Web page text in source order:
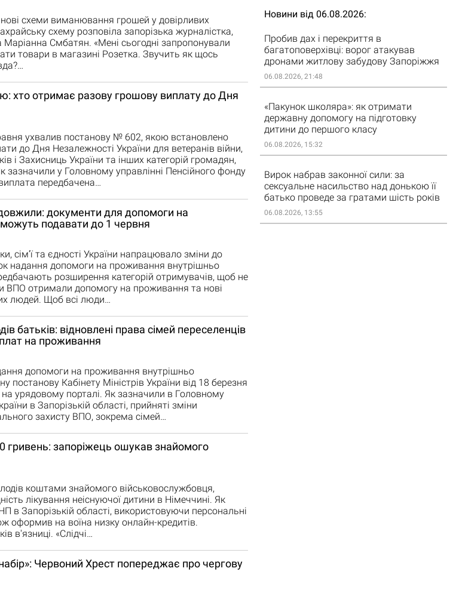
схеми виманювання грошей у довірливих
схему розповіла запорізька журналістка,
Маріанна Смбатян. «Мені сьогодні запропонували
товари в магазині Розетка. Звучить як щось
хто отримає разову грошову виплату до Дня
ухвалив постанову № 602, якою встановлено
до Дня Незалежності України для ветеранів війни,
і Захисниць України та інших категорій громадян,
зазначили у Головному управлінні Пенсійного фонду
передбачена…
документи для допомоги на
подавати до 1 червня
сім’ї та єдності України напрацювало зміни до
надання допомоги на проживання внутрішньо
розширення категорій отримувачів, щоб не
ВПО отримали допомогу на проживання та нові
людей. Щоб всі люди…
батьків: відновлені права сімей переселенців
на проживання
допомоги на проживання внутрішньо
постанову Кабінету Міністрів України від 18 березня
урядовому порталі. Як зазначили в Головному
в Запорізькій області, прийняті зміни
захисту ВПО, зокрема сімей…
гривень: запоріжець ошукав знайомого
коштами знайомого військовослужбовця,
лікування неіснуючої дитини в Німеччині. Як
в Запорізькій області, використовуючи персональні
оформив на воїна низку онлайн-кредитів.
в'язниці. «Слідчі…
Червоний Хрест попереджає про чергову
Новини від 06.08.2026
Пробив дах і перекриття в
багатоповерхівці: ворог атакував
дронами житлову забудову Запоріжжя
06.08.2026, 21:48
«Пакунок школяра»: як отримати
державну допомогу на підготовку
дитини до першого класу
06.08.2026, 15:32
Вирок набрав законної сили: за
сексуальне насильство над донькою її
батько проведе за гратами шість років
06.08.2026, 13:55